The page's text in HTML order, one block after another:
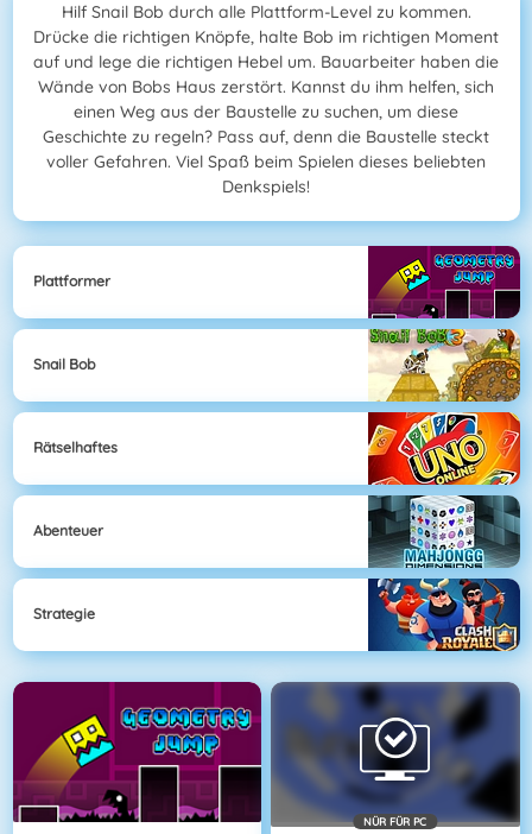
Hilf Snail Bob durch alle Plattform-Level zu kommen.
Drücke die richtigen Knöpfe, halte Bob im richtigen Moment
auf und lege die richtigen Hebel um. Bauarbeiter haben die
Wände von Bobs Haus zerstört. Kannst du ihm helfen, sich
einen Weg aus der Baustelle zu suchen, um diese
Geschichte zu regeln? Pass auf, denn die Baustelle steckt
voller Gefahren. Viel Spaß beim Spielen dieses beliebten
Denkspiels!
Plattformer
Snail Bob
Rätselhaftes
Abenteuer
Strategie
NÜR FÜR PC